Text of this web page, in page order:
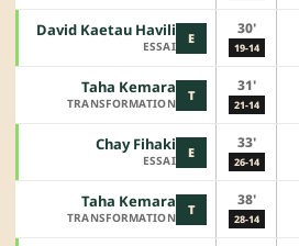
E
David Kaetau Havili
ESSAI
30'
19-14
T
Taha Kemara
TRANSFORMATION
31'
21-14
E
Chay Fihaki
ESSAI
33'
26-14
T
Taha Kemara
TRANSFORMATION
38'
28-14